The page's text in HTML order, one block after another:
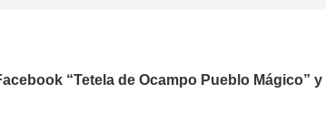
“Tetela de Ocampo Pueblo Mágico” y